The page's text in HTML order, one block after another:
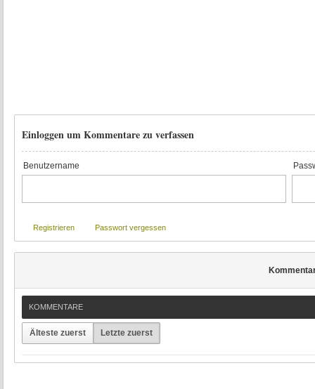
Einloggen um Kommentare zu verfassen
Benutzername
Registrieren Passwort vergessen
KOMMENTARE
Älteste zuerst Letzte zuerst